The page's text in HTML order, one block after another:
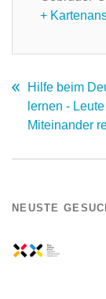
+
Hilfe beim
lernen -
Miteinander
NEUSTE